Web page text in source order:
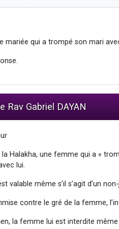
mariée qui a trompé son mari
Rav Gabriel DAYAN
la Halakha, une femme qui a «
lui.
valable même s’il s’agit d’un
contre le gré de la femme,
la femme lui est interdite même